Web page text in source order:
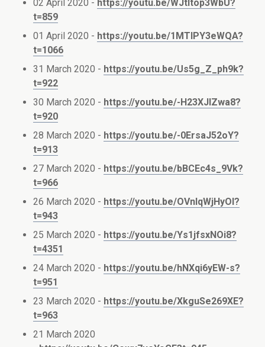
02 April 2020 - https://youtu.be/WJtItop3WbU?
t=859
01 April 2020 - https://youtu.be/1MTIPY3eWQA?
t=1066
31 March 2020 - https://youtu.be/Us5g_Z_ph9k?
t=922
30 March 2020 - https://youtu.be/-H23XJlZwa8?
t=920
28 March 2020 - https://youtu.be/-0ErsaJ52oY?
t=913
27 March 2020 - https://youtu.be/bBCEc4s_9Vk?
t=966
26 March 2020 - https://youtu.be/OVnlqWjHyOI?
t=943
25 March 2020 - https://youtu.be/Ys1jfsxNOi8?
t=4351
24 March 2020 - https://youtu.be/hNXqi6yEW-s?
t=951
23 March 2020 - https://youtu.be/XkguSe269XE?
t=963
21 March 2020